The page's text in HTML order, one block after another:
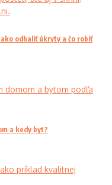
odhaliť úkryty a čo robiť
a kedy byt?